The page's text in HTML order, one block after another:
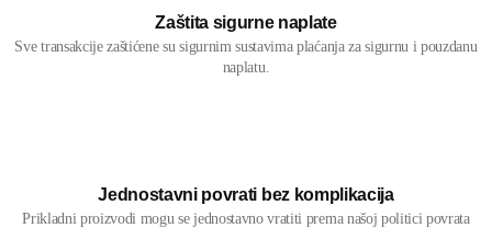
Zaštita sigurne naplate
Sve transakcije zaštićene su sigurnim sustavima plaćanja za sigurnu i pouzdanu
naplatu.
Jednostavni povrati bez komplikacija
Prikladni proizvodi mogu se jednostavno vratiti prema našoj politici povrata